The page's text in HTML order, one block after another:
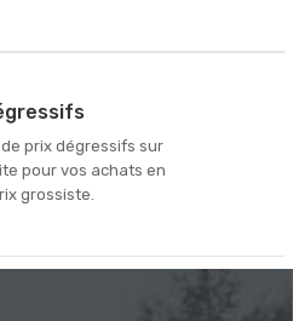
prix dégressifs sur
pour vos achats en
grossiste.